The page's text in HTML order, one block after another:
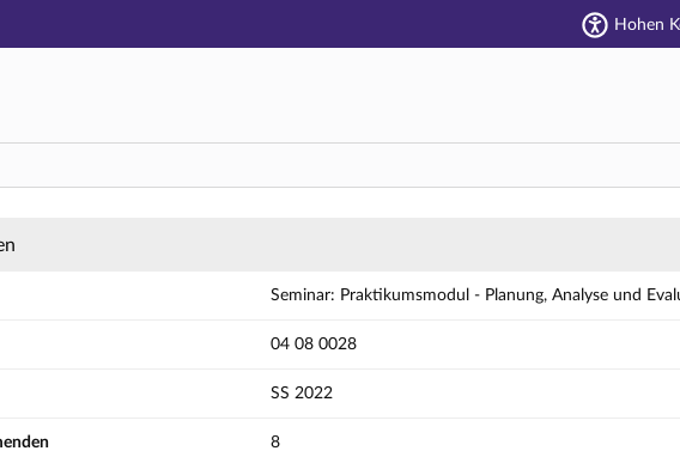
Hauptnavigation
Hohen
- Planung, Analyse und Evaluation von Lehr-
Seminar: Praktikumsmodul - Planung, Analyse und
04 08 0028
SS 2022
8